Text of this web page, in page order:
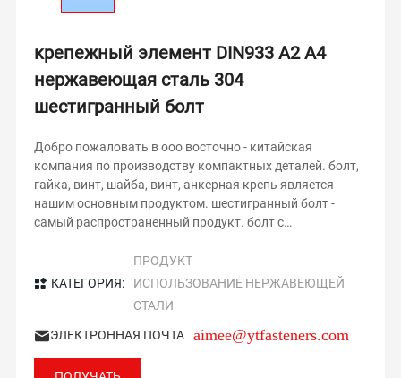
крепежный элемент DIN933 A2 A4
нержавеющая сталь 304
шестигранный болт
Добро пожаловать в ооо восточно - китайская
компания по производству компактных деталей. болт,
гайка, винт, шайба, винт, анкерная крепь является
нашим основным продуктом. шестигранный болт -
самый распространенный продукт. болт с
различных машинах, бытовой технике, электронике,
компьютерах, электрических переключателях, зданиях
КАТЕГОРИЯ:
ПРОДУКТ
ИСПОЛЬЗОВАНИЕ НЕРЖАВЕЮЩЕЙ
СТАЛИ
ЭЛЕКТРОННАЯ ПОЧТА aimee@ytfasteners.com